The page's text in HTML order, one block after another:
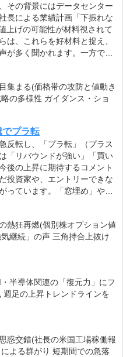
その背景にはデータセンター
長による業績計画「下振れな
上げの可能性が材料視されて
は、これらを好材料と捉え、
が多く聞かれます。一方で…
集まる(価格帯の攻防と値動き
の多様性 ガイダンス・ショ
でプラ転
反転し、「プラ転」（プラス
「リバウンドが強い」「買い
後の上昇に期待するコメント
投資家や、エントリーできな
っています。「窓埋め」や…
熱狂再燃(個別株オプション値
継続」の声 三角持合上抜け
半導体関連の「復元力」にフ
足の上昇トレンドラインを
惑交錯(社長の米国工場稼働報
よる群がり 短期間での急落